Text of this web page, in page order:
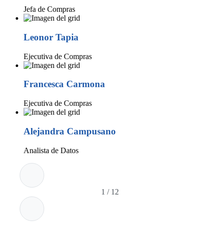
Jefa de Compras
Leonor Tapia
Ejecutiva de Compras
Francesca Carmona
Ejecutiva de Compras
Alejandra Campusano
Analista de Datos
1 / 12